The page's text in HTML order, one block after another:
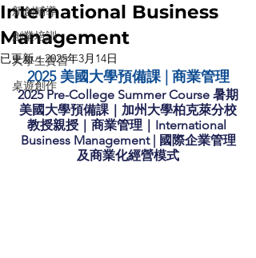
新創輔導
創業培訓
大學生實習
桌遊創作
International Business
Management
已更新：2025年3月14日
2025 美國大學預備課 | 商業管理
2025 Pre-College Summer Course 暑期
美國大學預備課｜加州大學柏克萊分校
教授親授｜商業管理｜International
Business Management | 國際企業管理
及商業化經營模式